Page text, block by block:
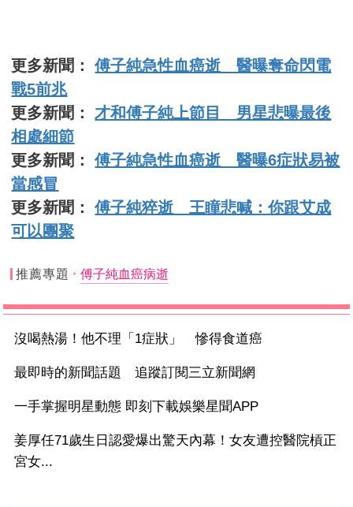
更多新聞：傅子純急性血癌逝 醫曝奪命閃電
戰5前兆
更多新聞： 才和傅子純上節目 男星悲曝最後
相處細節
更多新聞：傅子純急性血癌逝 醫曝6症狀易被
當感冒
更多新聞：傅子純猝逝 王瞳悲喊：你跟艾成
可以團聚
推薦專題 傅子純血癌病逝
沒喝熱湯！他不理「1症狀」 慘得食道癌
最即時的新聞話題 追蹤訂閱三立新聞網
一手掌握明星動態 即刻下載娛樂星聞APP
姜厚任71歲生日認愛爆出驚天內幕！女友遭控醫院槓正
宮女...